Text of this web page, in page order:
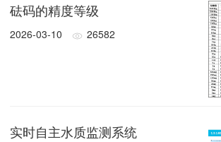
砝码的精度等级
2026-03-10 26582
实时自主水质监测系统